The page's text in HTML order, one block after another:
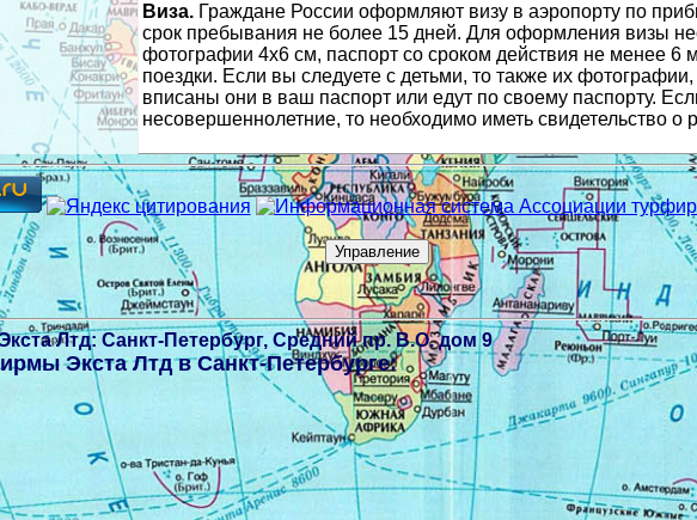
Виза. Граждане России оформляют визу в аэропорту по
срок пребывания не более 15 дней. Для оформления визы
фотографии 4х6 см, паспорт со сроком действия не менее 6
поездки. Если вы следуете с детьми, то также их
вписаны они в ваш паспорт или едут по своему паспорту.
несовершеннолетние, то необходимо иметь свидетельство о
Лтд: Санкт-Петербург, Средний пр. В.О. дом 9
Экста Лтд в Санкт-Петербурге: